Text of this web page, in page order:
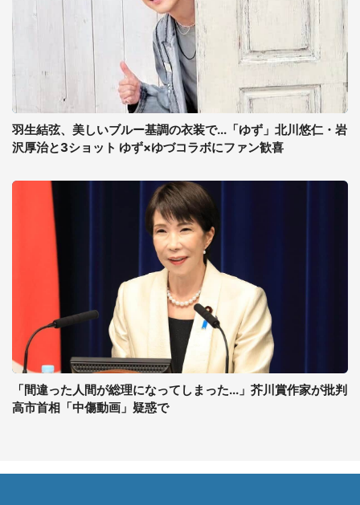
羽生結弦、美しいブルー基調の衣装で...「ゆず」北川悠仁・岩
沢厚治と3ショット ゆず×ゆづコラボにファン歓喜
「間違った人間が総理になってしまった...」芥川賞作家が批判
高市首相「中傷動画」疑惑で